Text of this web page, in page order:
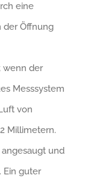
eine
der Öffnung
wenn der
Messsystem
von
Millimetern.
und
Ein guter